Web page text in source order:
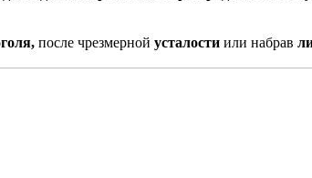
после чрезмерной усталости или набрав